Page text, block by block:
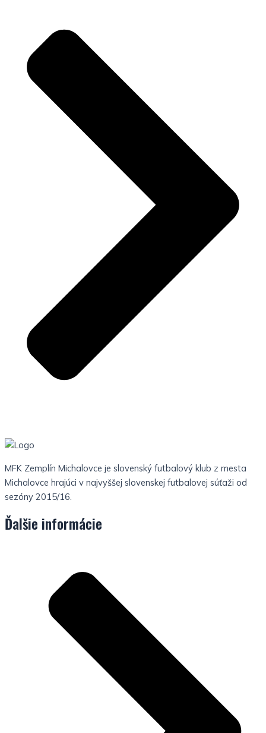
MFK Zemplín Michalovce je slovenský futbalový klub z mesta
Michalovce hrajúci v najvyššej slovenskej futbalovej súťaži od
sezóny 2015/16.
Ďalšie informácie